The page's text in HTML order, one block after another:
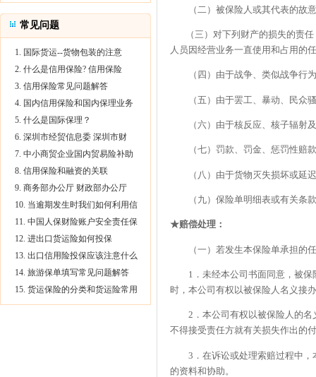
常见问题
1. 国际货运--货物包装的注意
2. 什么是信用保险? 信用保险
3. 信用保险常见问题解答
4. 国内信用保险和国内保理业务
5. 什么是国际保理？
6. 深圳市经贸信息委 深圳市财
7. 中小商贸企业国内贸易险补助
8. 信用保险和融资的关联
9. 商务部办公厅 财政部办公厅
10. 当逾期发生时我们如何利用信
11. 中国人保财险账户安全责任保
12. 进出口货运险如何投保
13. 出口信用险投保应该注意什么
14. 旅游保单填写常见问题解答
15. 货运保险的分类和货运险常用
（二）被保险人或其代表的故
（三）对下列财产的损失的责
人员因经营业务一直使用和占用的
（四）由于战争、类似战争行为
（五）由于罢工、暴动、民众骚
（六）由于核反应、核子辐射及
（七）罚款、罚金、惩罚性赔
（八）由于货物灭失损坏或延迟
（九）保险单明细表或有关条款
★赔偿处理：
（一）若发生本保险单承担的任
1．未经本公司书面同意，被保
时，本公司有权以被保险人名义接
2．本公司有权以被保险人的名
不得接受责任方就有关损失作出的
3．在诉讼或处理索赔过程中，
的资料和协助。